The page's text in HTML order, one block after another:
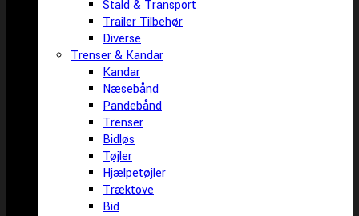
Stald & Transport
Trailer Tilbehør
Diverse
Trenser & Kandar
Kandar
Næsebånd
Pandebånd
Trenser
Bidløs
Tøjler
Hjælpetøjler
Træktove
Bid